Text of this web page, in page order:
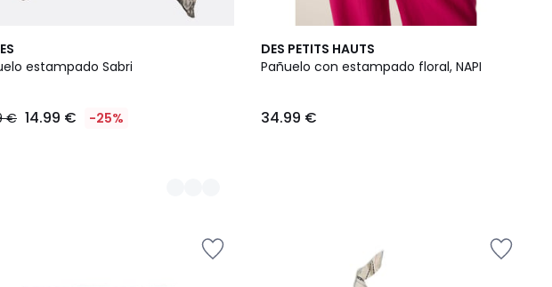
estampado Sabri
€ 14.99 € -25%
DES PETITS HAUTS
Pañuelo con estampado floral, NAPI
34.99 €